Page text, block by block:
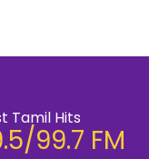
Tamil Hits
99.7 FM